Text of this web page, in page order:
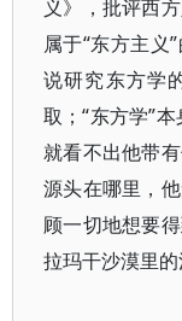
义》，批评西
属于“东方主义
说研究东方学
取；“东方学”
就看不出他带
源头在哪里，
顾一切地想要
拉玛干沙漠里的